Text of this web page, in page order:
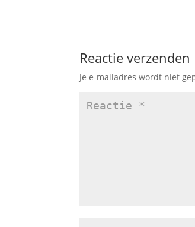
Reactie verzenden
Je e-mailadres wordt niet